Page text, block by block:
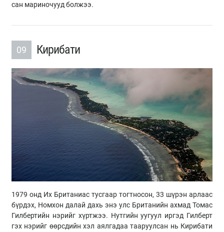
сан мариночууд болжээ.
09 Кирибати
1979 онд Их Британиас тусгаар тогтносон, 33 шүрэн арлаас
бүрдэх, Номхон далай дахь энэ улс Британийн ахмад Томас
Гилбертийн нэрийг хүртжээ. Нутгийн уугуул иргэд Гилберт
гэх нэрийг өөрсдийн хэл аялгадаа тааруулсан нь Кирибати